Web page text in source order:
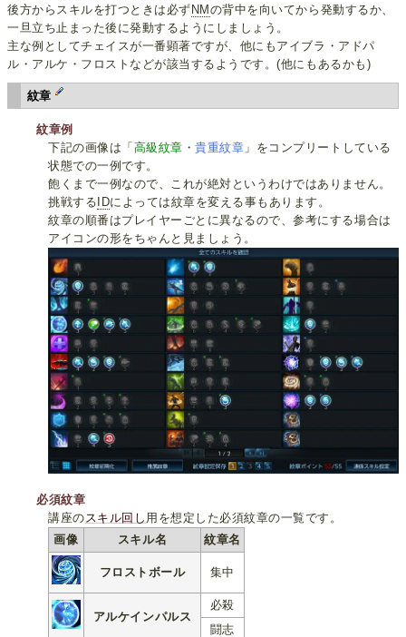
後方からスキルを打つときは必ず NM の背中を向いてから発動するか、
一旦立ち止まった後に発動するようにしましょう。
主な例としてチェイスが一番顕著ですが、他にもアイブラ・アドパ
ル・アルケ・フロストなどが該当するようです。(他にもあるかも)
紋章
紋章例
下記の画像は「高級紋章 ・貴重紋章 」をコンプリートしている
状態での一例です。
飽くまで一例なので、これが絶対というわけではありません。
挑戦するIDによっては紋章を変える事もあります。
紋章の順番はプレイヤーごとに異なるので、参考にする場合は
アイコンの形をちゃんと見ましょう。
必須紋章
講座の スキル回し 用を想定した必須紋章の一覧です。
画像
スキル名 紋章名
フロストボール 集中
アルケインパルス
必殺
闘志